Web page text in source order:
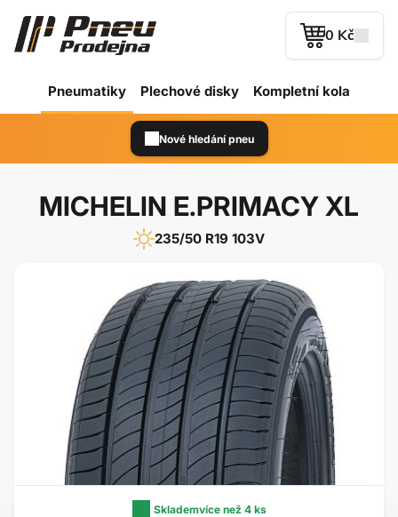
0 Kč
Pneumatiky Plechové disky Kompletní kola
Nové hledání pneu
MICHELIN E.PRIMACY XL
235/50 R19 103V
Sklademvíce než 4 ks